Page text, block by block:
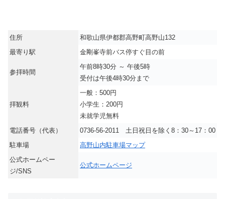
住所
和歌山県伊都郡高野町高野山132
最寄り駅
金剛峯寺前バス停すぐ目の前
参拝時間
午前8時30分 ～ 午後5時
受付は午後4時30分まで
拝観料
一般：500円
小学生：200円
未就学児無料
電話番号（代表）
0736-56-2011 土日祝日を除く8：30～17：00
駐車場
高野山内駐車場マップ
公式ホームペー
ジ/SNS
公式ホームページ